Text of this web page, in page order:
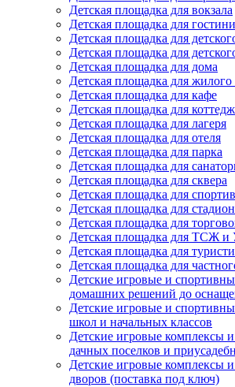
Детская площадка для вокзала
Детская площадка для
Детская площадка для
Детская площадка для
Детская площадка для дома
Детская площадка для жилого
Детская площадка для кафе
Детская площадка для
Детская площадка для лагеря
Детская площадка для отеля
Детская площадка для парка
Детская площадка для
Детская площадка для сквера
Детская площадка для
Детская площадка для
Детская площадка для
Детская площадка для ТСЖ
Детская площадка для
Детская площадка для
Детские игровые и
домашних решений до
Детские игровые и
школ и начальных классов
Детские игровые комплексы
дачных поселков и
Детские игровые комплексы
дворов (поставка под ключ)